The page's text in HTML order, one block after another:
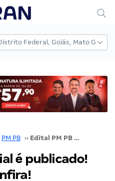
PM PB ›› Edital PM PB Oficial é publicado! Até R$ 8,7 mil. Confira!
é publicado!